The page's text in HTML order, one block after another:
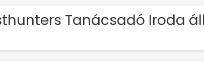
Tanácsadó Iroda